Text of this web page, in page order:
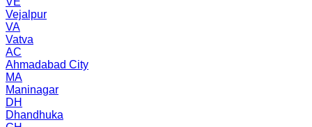
Vejalpur
VA
Vatva
AC
Ahmadabad City
MA
Maninagar
DH
Dhandhuka